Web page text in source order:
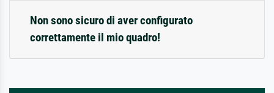
Non sono sicuro di aver configurato
correttamente il mio quadro!